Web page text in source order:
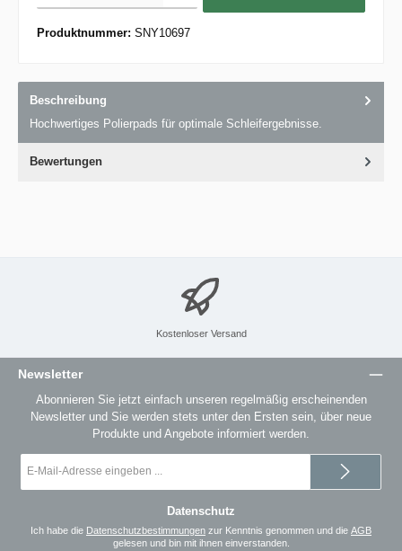
Produktnummer: SNY10697
Beschreibung
Hochwertiges Polierpads für optimale Schleifergebnisse.
Bewertungen
Kostenloser Versand
Newsletter
Abonnieren Sie jetzt einfach unseren regelmäßig erscheinenden
Newsletter und Sie werden stets unter den Ersten sein, über neue
Produkte und Angebote informiert werden.
Mail-
Datenschutz
Ich habe die Datenschutzbestimmungen zur Kenntnis genommen und die AGB
gelesen und bin mit ihnen einverstanden.